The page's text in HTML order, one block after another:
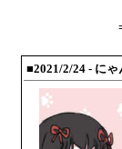
■2021/2/24 - にゃ